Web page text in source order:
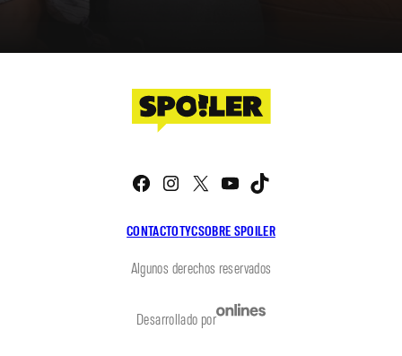
CONTACTOTYCSOBRE SPOILER
Facebook
Instagram
X YouTube
Algunos derechos reservados
Desarrollado por